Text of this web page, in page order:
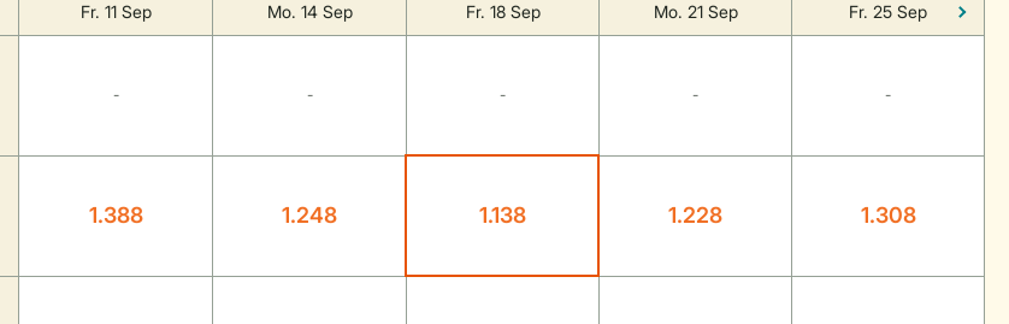
Fr. 11 Sep Mo. 14 Sep Fr. 18 Sep Mo. 21 Sep Fr. 25 Sep
- - - - -
1.388 1.248 1.138 1.228 1.308